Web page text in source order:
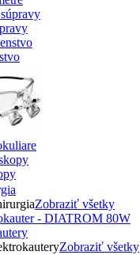
Zobraziť všetky
Zobraziť všetky